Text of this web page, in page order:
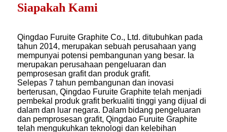
Siapakah Kami
Qingdao Furuite Graphite Co., Ltd. ditubuhkan pada
tahun 2014, merupakan sebuah perusahaan yang
mempunyai potensi pembangunan yang besar. Ia
merupakan perusahaan pengeluaran dan
pemprosesan grafit dan produk grafit.
Selepas 7 tahun pembangunan dan inovasi
berterusan, Qingdao Furuite Graphite telah menjadi
pembekal produk grafit berkualiti tinggi yang dijual di
dalam dan luar negara. Dalam bidang pengeluaran
dan pemprosesan grafit, Qingdao Furuite Graphite
telah mengukuhkan teknologi dan kelebihan